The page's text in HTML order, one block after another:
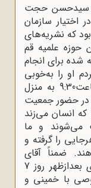
سیدحسن حجت
اختیار سازمان
بود که نشریه‌های
حوزه علمیه قم
شده برای انجام
او را به‌خوبی
می‌شناسند و ما هم معرفی کردیم. ساعت9:30 به منزل
در حضور جمعیت
انسان می‌زند
می‌شوند و ما
را گرفته و
ضمناً آقای
مجدالدین محلاتی پسر محلاتی شیرازی بعدازظهر روز 7
با خمینی و